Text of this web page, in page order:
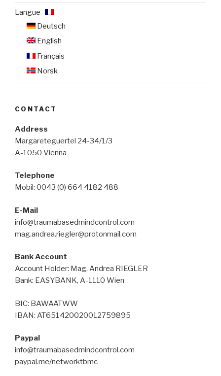
Langue :
Deutsch
English
Français
Norsk
CONTACT
Address
Margareteguertel 24-34/1/3
A-1050 Vienna
Telephone
Mobil: 0043 (0) 664 4182 488
E-Mail
info@traumabasedmindcontrol.com
mag.andrea.riegler@protonmail.com
Bank Account
Account Holder: Mag. Andrea RIEGLER
Bank: EASYBANK, A-1110 Wien
BIC: BAWAATWW
IBAN: AT651420020012759895
Paypal
info@traumabasedmindcontrol.com
paypal.me/networktbmc